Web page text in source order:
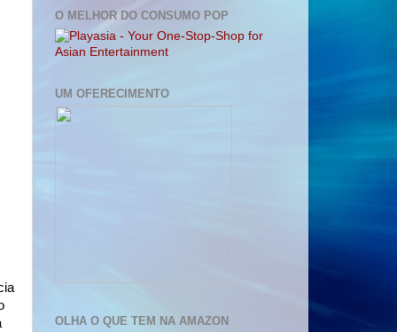
O MELHOR DO CONSUMO POP
UM OFERECIMENTO
OLHA O QUE TEM NA AMAZON